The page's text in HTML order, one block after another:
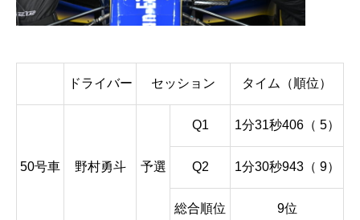
ドライバー セッション タイム（順位）
50号車 野村勇斗 予選
Q1 1分31秒406（ 5）
Q2 1分30秒943（ 9）
総合順位 9位